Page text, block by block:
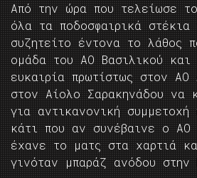
Από την ώρα που τελείωσε
όλα τα ποδοσφαιρικά στέκια
συζητείτο έντονα το λάθος
ομάδα του ΑΟ Βασιλικού και
ευκαιρία πρωτίστως στον ΑΟ
στον Αίολο Σαρακηνάδου να
για αντικανονική συμμετοχή
κάτι που αν συνέβαινε ο ΑΟ
έχανε το ματς στα χαρτιά
γινόταν μπαράζ ανόδου στην